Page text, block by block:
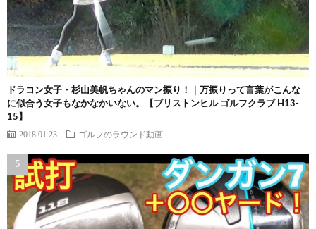
ドラコン女子・杉山美帆ちゃんのマン振り！｜万振りって言葉がこんな
に似合う女子もなかなかいない。【ブリストンヒル ゴルフクラブ H13-
15】
2018.01.23 ゴルフのラウンド動画